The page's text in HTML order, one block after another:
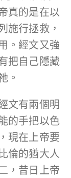
真的是在以
施行拯救，
。經文又強
把自己隱藏
。
文有兩個明
的手把以色
現在上帝要
倫的猶大人
，昔日上帝